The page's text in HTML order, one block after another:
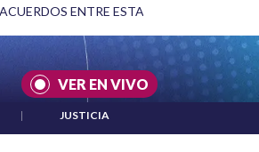
ACUERDOS ENTRE ESTADOS UNIDOS E
VER EN VIVO
| JUSTICIA